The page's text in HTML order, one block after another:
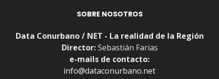
SOBRE NOSOTROS
Data Conurbano / NET - La realidad de la Región
Director:Sebastián Farias
e-mails de contacto:
info@dataconurbano.net